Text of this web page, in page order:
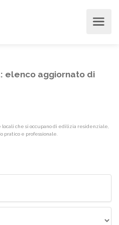
elenco aggiornato di
che si occupano di edilizia residenziale,
pratico e professionale.
{label}